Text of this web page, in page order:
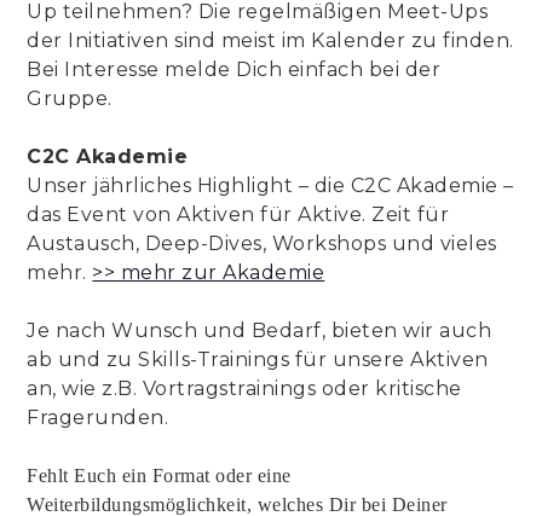
Up teilnehmen? Die regelmäßigen Meet-Ups
der Initiativen sind meist im Kalender zu finden.
Bei Interesse melde Dich einfach bei der
Gruppe.
C2C Akademie
Unser jährliches Highlight – die C2C Akademie –
das Event von Aktiven für Aktive. Zeit für
Austausch, Deep-Dives, Workshops und vieles
mehr. >> mehr zur Akademie
Je nach Wunsch und Bedarf, bieten wir auch
ab und zu Skills-Trainings für unsere Aktiven
an, wie z.B. Vortragstrainings oder kritische
Fragerunden.
Fehlt Euch ein Format oder eine
Weiterbildungsmöglichkeit, welches Dir bei Deiner